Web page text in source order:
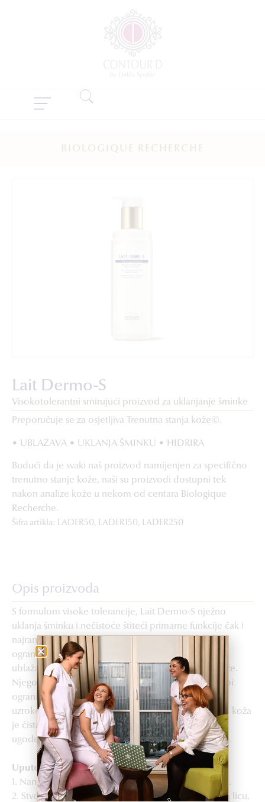
BIOLOGIQUE RECHERCHE
Lait Dermo-S
Visokotolerantni smirujući proizvod za uklanjanje šminke
Preporučuje se za osjetljiva Trenutna stanja kože©.
• UBLAŽAVA • UKLANJA ŠMINKU • HIDRIRA
Budući da je svaki naš proizvod namijenjen za specifično
trenutno stanje kože, naši su proizvodi dostupni tek
nakon analize kože u nekom od centara Biologique
Recherche.
Šifra artikla: LADER50, LADER150, LADER250
Opis proizvoda
S formulom visoke tolerancije, Lait Dermo-S nježno
uklanja šminku i nečistoće štiteći primarne funkcije čak i
najranjivijih epidermi. Njegovo smirujuće djelovanje
ograničava reakcije kože na vanjske štetne utjecaje i
ublažava osjete nelagode uzrokovane čišćenjem kože.
Njegova formula djelovat će na osjetljivost kože da bi
ograničila njezinu reaktivnost na vanjski stres. Bez
uzrokovanja nadražaja, crvenila ili osjećaja zatezanja, koža
je čista, osvježena i hidrirana te joj je vraćen osjećaj
ugode.
Upute za upotrebu
1. Nanesite malu količinu na cijelo lice, vrat i dekolte.
2. Stvorite pjenu nježnim zaglađujućim pokretima na licu,